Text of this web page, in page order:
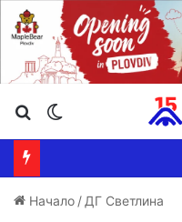
Търсене ...
Начало / ДГ Светлина